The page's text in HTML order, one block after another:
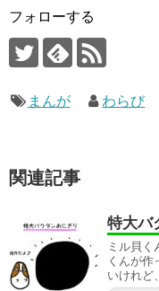
フォローする
まんが わらび
関連記事
特大バ
ミル貝く
くんが作
いけれど